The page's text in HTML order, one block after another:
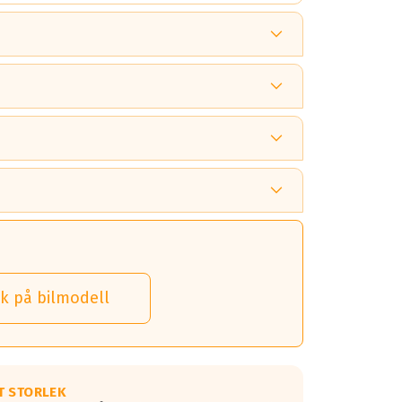
på.
däck.
på bilmodell
STORLEK